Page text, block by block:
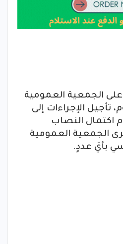
الجمعية العمومية
تأجيل الإجراءات إلى
اكتمال النصاب
الجمعية العمومية
بأيّ عددٍ.